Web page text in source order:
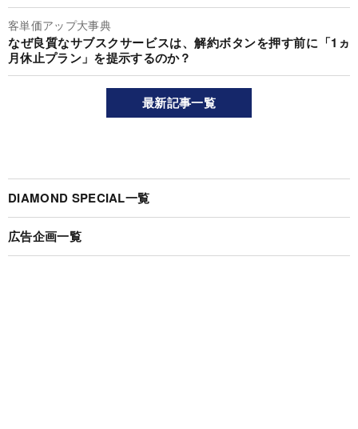
客単価アップ大事典
なぜ良質なサブスクサービスは、解約ボタンを押す前に「1ヵ
月休止プラン」を提示するのか？
最新記事一覧
DIAMOND SPECIAL一覧
広告企画一覧